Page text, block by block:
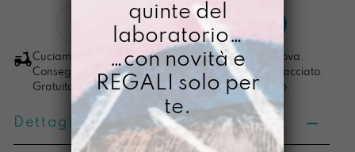
Disordine
quantità
LO VOGLIO
Cuciamo ogni ordine nel nostro laboratorio di Padova.
Consegna in 4/5 giorni lavorativi, pacco sempre tracciato.
Gratuita per ordini di importo superiore ai 100 euro.
Dettagli prodotto
quinte del
laboratorio…
…con novità e
REGALI solo per
te.